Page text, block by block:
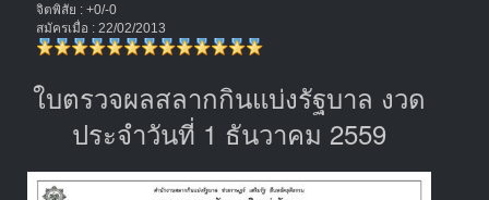
จิตพิสัย : +0/-0
สมัครเมื่อ : 22/02/2013
ใบตรวจผลสลากกินแบ่งรัฐบาล งวด
ประจำวันที่ 1 ธันวาคม 2559